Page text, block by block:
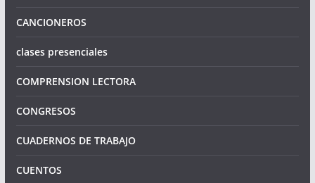
CANCIONEROS
clases presenciales
COMPRENSION LECTORA
CONGRESOS
CUADERNOS DE TRABAJO
CUENTOS